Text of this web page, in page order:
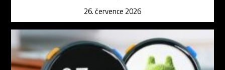
26. července 2026